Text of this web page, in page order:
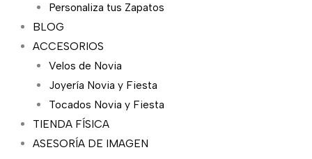
Personaliza tus Zapatos
BLOG
ACCESORIOS
Velos de Novia
Joyería Novia y Fiesta
Tocados Novia y Fiesta
TIENDA FÍSICA
ASESORÍA DE IMAGEN